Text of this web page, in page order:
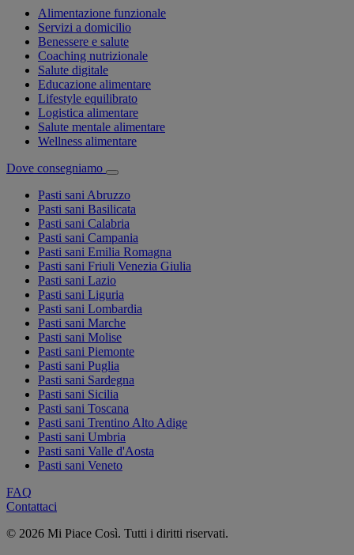
Alimentazione funzionale
Servizi a domicilio
Benessere e salute
Coaching nutrizionale
Salute digitale
Educazione alimentare
Lifestyle equilibrato
Logistica alimentare
Salute mentale alimentare
Wellness alimentare
Dove consegniamo
Pasti sani Abruzzo
Pasti sani Basilicata
Pasti sani Calabria
Pasti sani Campania
Pasti sani Emilia Romagna
Pasti sani Friuli Venezia Giulia
Pasti sani Lazio
Pasti sani Liguria
Pasti sani Lombardia
Pasti sani Marche
Pasti sani Molise
Pasti sani Piemonte
Pasti sani Puglia
Pasti sani Sardegna
Pasti sani Sicilia
Pasti sani Toscana
Pasti sani Trentino Alto Adige
Pasti sani Umbria
Pasti sani Valle d'Aosta
Pasti sani Veneto
FAQ
Contattaci
© 2026 Mi Piace Così. Tutti i diritti riservati.